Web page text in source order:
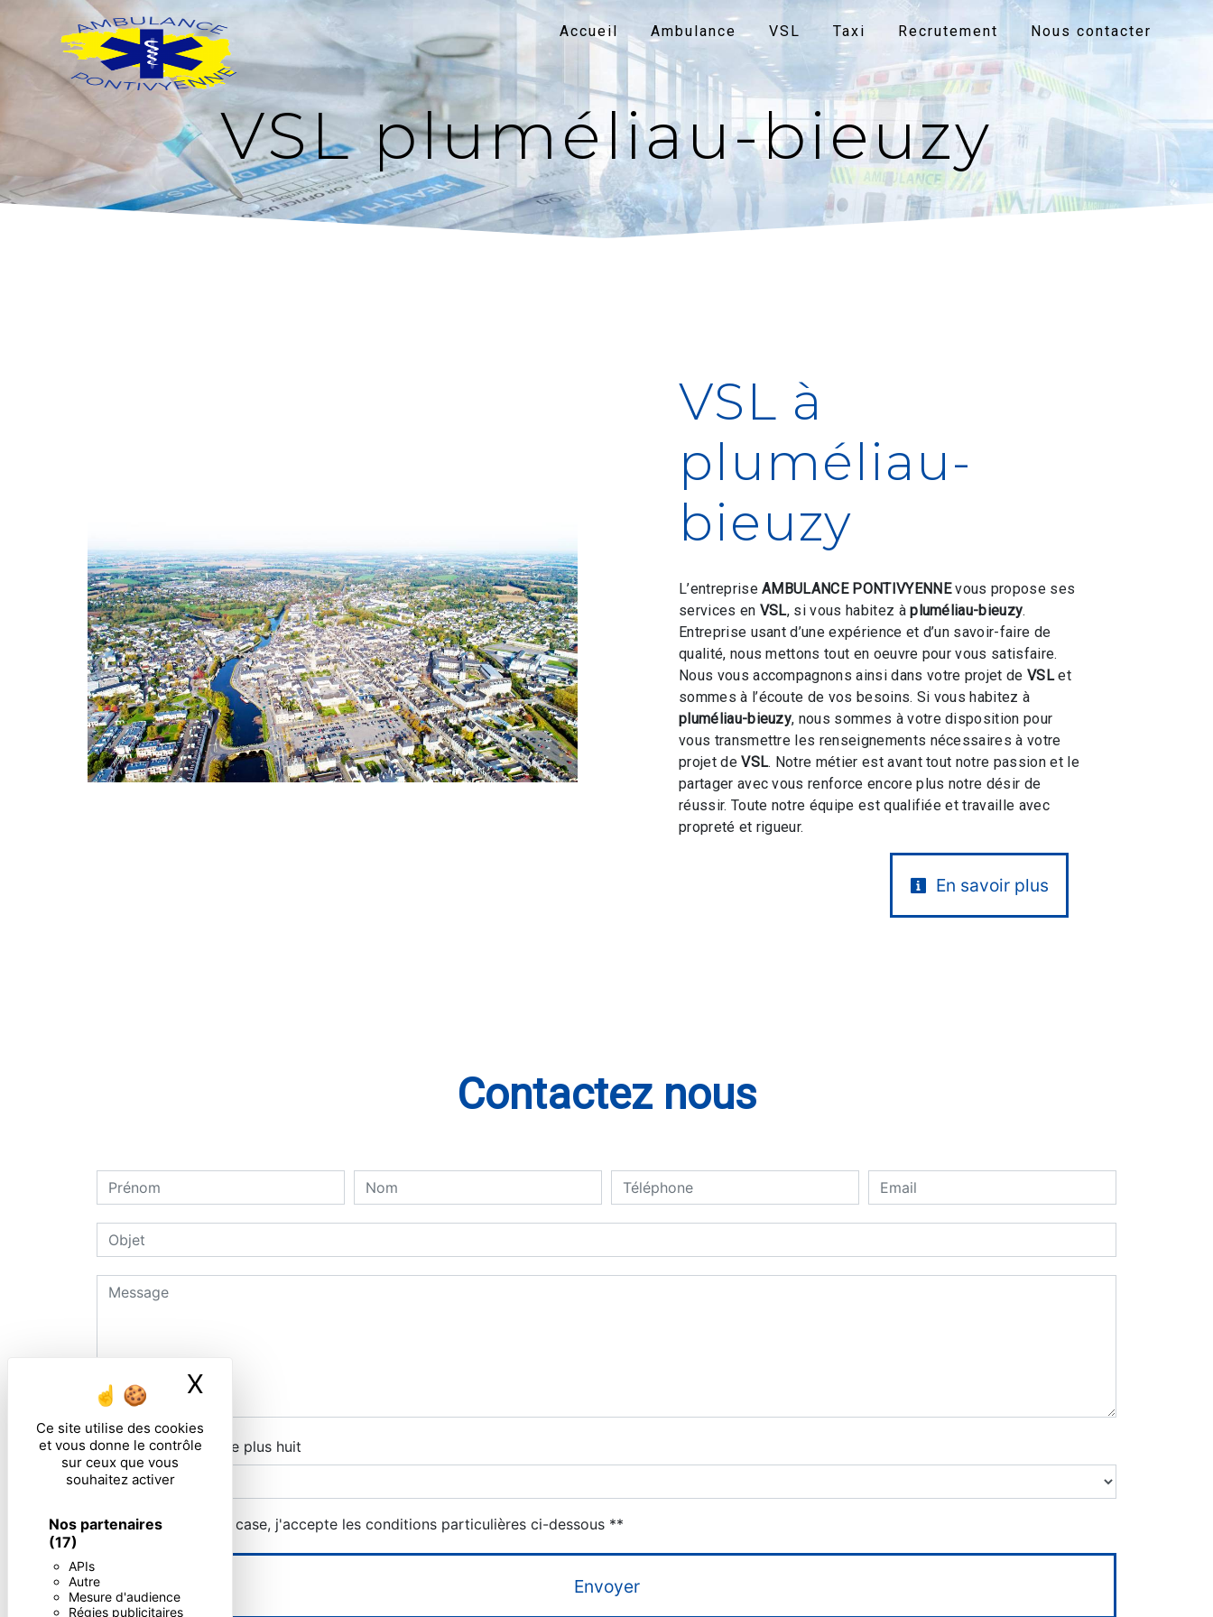
Panneau de gestion des cookies
Ce site utilise des cookies
et vous donne le contrôle
sur ceux que vous
souhaitez activer
Nos partenaires
(17)
APIs
Autre
Mesure d'audience
Régies publicitaires
X
Accueil Ambulance VSL Taxi Recrutement Nous contacter
VSL pluméliau-bieuzy
VSL à
pluméliau-
bieuzy
L’entrepriseAMBULANCE PONTIVYENNEvous propose ses
services en VSL, si vous habitez àpluméliau-bieuzy.
Entreprise usant d’une expérience et d’un savoir-faire de
qualité, nous mettons tout en oeuvre pour vous satisfaire.
Nous vous accompagnons ainsi dans votre projet deVSLet
sommes à l’écoute de vos besoins. Si vous habitez à
pluméliau-bieuzy, nous sommes à votre disposition pour
vous transmettre les renseignements nécessaires à votre
projet deVSL. Notre métier est avant tout notre passion et le
partager avec vous renforce encore plus notre désir de
réussir. Toute notre équipe est qualifiée et travaille avec
propreté et rigueur.
En savoir plus
Contactez nous
Combien font quatre plus huit
En cochant cette case, j'accepte les conditions particulières ci-dessous **
Envoyer